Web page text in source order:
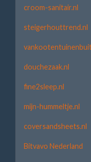
croom-sanitair.nl
steigerhouttrend.nl
douchezaak.nl
fine2sleep.nl
mijn-hummeltje.nl
coversandsheets.nl
Bitvavo Nederland